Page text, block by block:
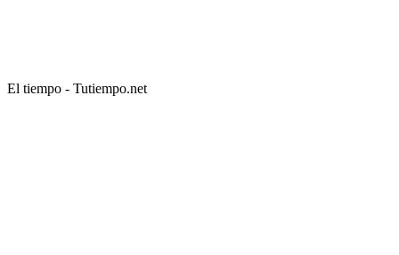
El tiempo - Tutiempo.net